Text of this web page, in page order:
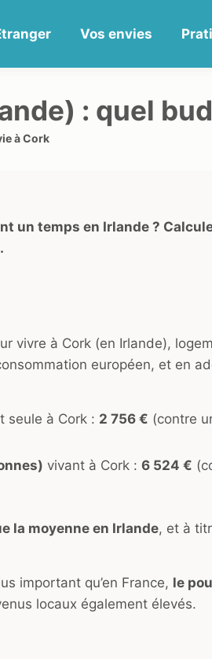
Vos envies
: quel
à Cork
un temps en Irlande ?
vivre à Cork (en Irlande),
européen, et en
seule à Cork : 2 756 € (contre
vivant à Cork : 6 524 €
la moyenne en Irlande, et à
important qu’en France, le
locaux également élevés.